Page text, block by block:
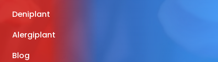
Deniplant
Alergiplant
Blog